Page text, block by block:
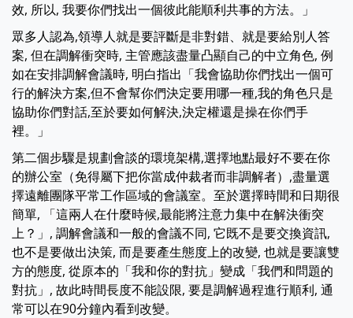
效, 所以, 我要你們找出一個彼此能順利共事的方法。」
眾多人認為,領導人就是要評斷是非對錯、就是要給別人答
案, 但在調解衝突時, 主管應該盡量凸顯自己的中立角色, 例
如在安排調解會議時, 明白指出「我會協助你們找出一個可
行的解決方案,但不會幫你們決定要用哪一種,我的角色只是
協助你們對話,至於要如何解決,決定權還是操在你們手
裡。」
第二個步驟是規劃會談的環境架構,選擇地點最好不要在你
的辦公室（免得屬下把你當成仲裁者而非調解者）,盡量選
擇遠離團隊平常工作區域的會議室。至於選擇時間和日期很
簡單, 「這兩人在什麼時候,最能將注意力集中在解決衝突
上？」, 調解會議和一般的會議不同, 它既不是要交換資訊,
也不是要做出決策, 而是要產生態度上的改變, 也就是要讓雙
方的態度, 從原本的「我和你的對抗」變成「我們和問題的
對抗」, 故此時間長度不能設限, 要是調解過程進行順利, 通
常可以在90分鐘內看到改變。